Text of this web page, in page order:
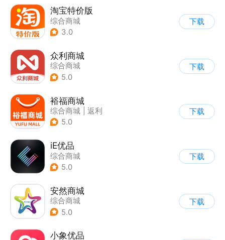
淘宝特价版
综合商城
3.0
下载
众利商城
综合商城
5.0
下载
裕福商城
综合商城
返利
5.0
下载
iE优品
综合商城
5.0
下载
安然商城
综合商城
5.0
下载
小象优品